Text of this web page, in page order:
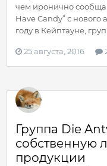
чем иронично
Have Candy” с
году в Кейптауне,
25 августа, 2016
Группа Die
собственную
продукции